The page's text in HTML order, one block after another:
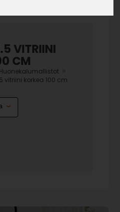
VITRIINI
CM
Huonekalumallistot
vitriini korkea 100 cm